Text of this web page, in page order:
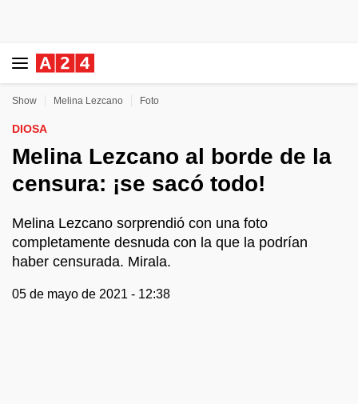
Show Melina Lezcano Foto
DIOSA
Melina Lezcano al borde de la
censura: ¡se sacó todo!
Melina Lezcano sorprendió con una foto
completamente desnuda con la que la podrían
haber censurada. Mirala.
05 de mayo de 2021 - 12:38